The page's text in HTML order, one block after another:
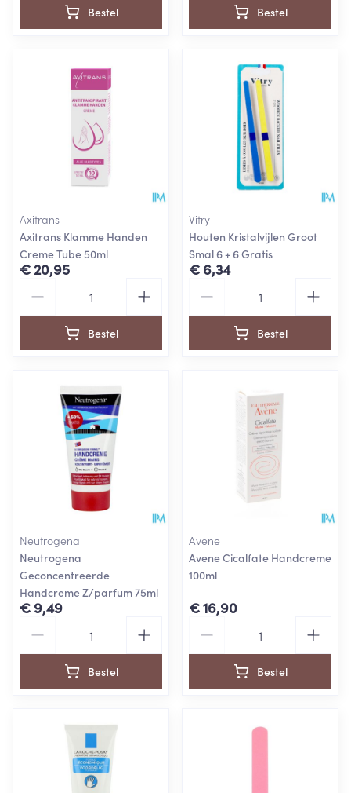
Bestel Bestel
Axitrans
Axitrans Klamme Handen
Creme Tube 50ml
€ 20,95
Bestel
Vitry
Houten Kristalvijlen Groot
Smal 6 + 6 Gratis
€ 6,34
Bestel
Neutrogena
Neutrogena
Geconcentreerde
Handcreme Z/parfum 75ml
€ 9,49
Bestel
Avene
Avene Cicalfate Handcreme
100ml
€ 16,90
Bestel